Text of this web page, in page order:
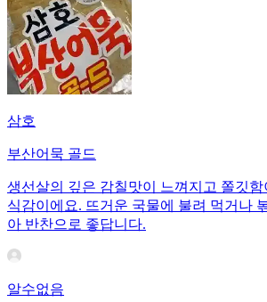
삼호
부산어묵 골드
생선살의 깊은 감칠맛이 느껴지고 쫄깃
식감이에요. 뜨거운 국물에 불려 먹거나
아 반찬으로 좋답니다.
알수없음